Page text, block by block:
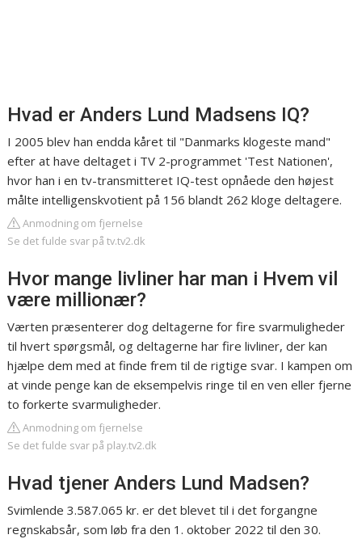
Hvad er Anders Lund Madsens IQ?
I 2005 blev han endda kåret til "Danmarks klogeste mand"
efter at have deltaget i TV 2-programmet 'Test Nationen',
hvor han i en tv-transmitteret IQ-test opnåede den højest
målte intelligenskvotient på 156 blandt 262 kloge deltagere.
Anmodning om fjernelse
Se det fulde svar på tv.tv2.dk
Hvor mange livliner har man i Hvem vil
være millionær?
Værten præsenterer dog deltagerne for fire svarmuligheder
til hvert spørgsmål, og deltagerne har fire livliner, der kan
hjælpe dem med at finde frem til de rigtige svar. I kampen om
at vinde penge kan de eksempelvis ringe til en ven eller fjerne
to forkerte svarmuligheder.
Anmodning om fjernelse
Se det fulde svar på play.tv2.dk
Hvad tjener Anders Lund Madsen?
Svimlende 3.587.065 kr. er det blevet til i det forgangne
regnskabsår, som løb fra den 1. oktober 2022 til den 30.